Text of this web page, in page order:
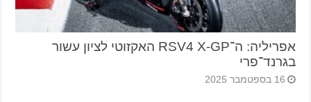
אפריליה: ה־RSV4 X-GP האקזוטי לציון עשור
בגרנד־פרי
16 בספטמבר 2025